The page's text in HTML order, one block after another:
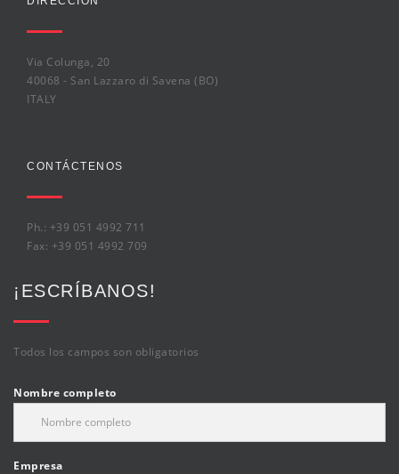
Via Colunga, 20
40068 - San Lazzaro di Savena (BO)
ITALY
CONTÁCTENOS
Ph.: +39 051 4992 711
Fax: +39 051 4992 709
¡ESCRÍBANOS!
Todos los campos son obligatorios
Nombre completo
Empresa